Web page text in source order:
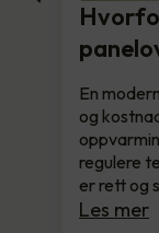
En
og
regulere
er rett og
Les mer